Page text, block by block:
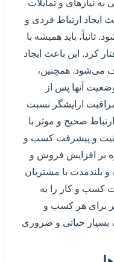
به نیازهای و تمایلات
ایجاد ارتباط فردی و
باید همیشه با
کرد. این باعث ایجاد
می‌شود. همچنین،
آنها پس از
ارایشگر نسبت
صحیح و موثر با
و پیشرفت کسب و
بر افزایش فروش و
و بلندمدت با مشتریان
کسب و کار را به
برای هر کسب و
حیاتی و ضروری